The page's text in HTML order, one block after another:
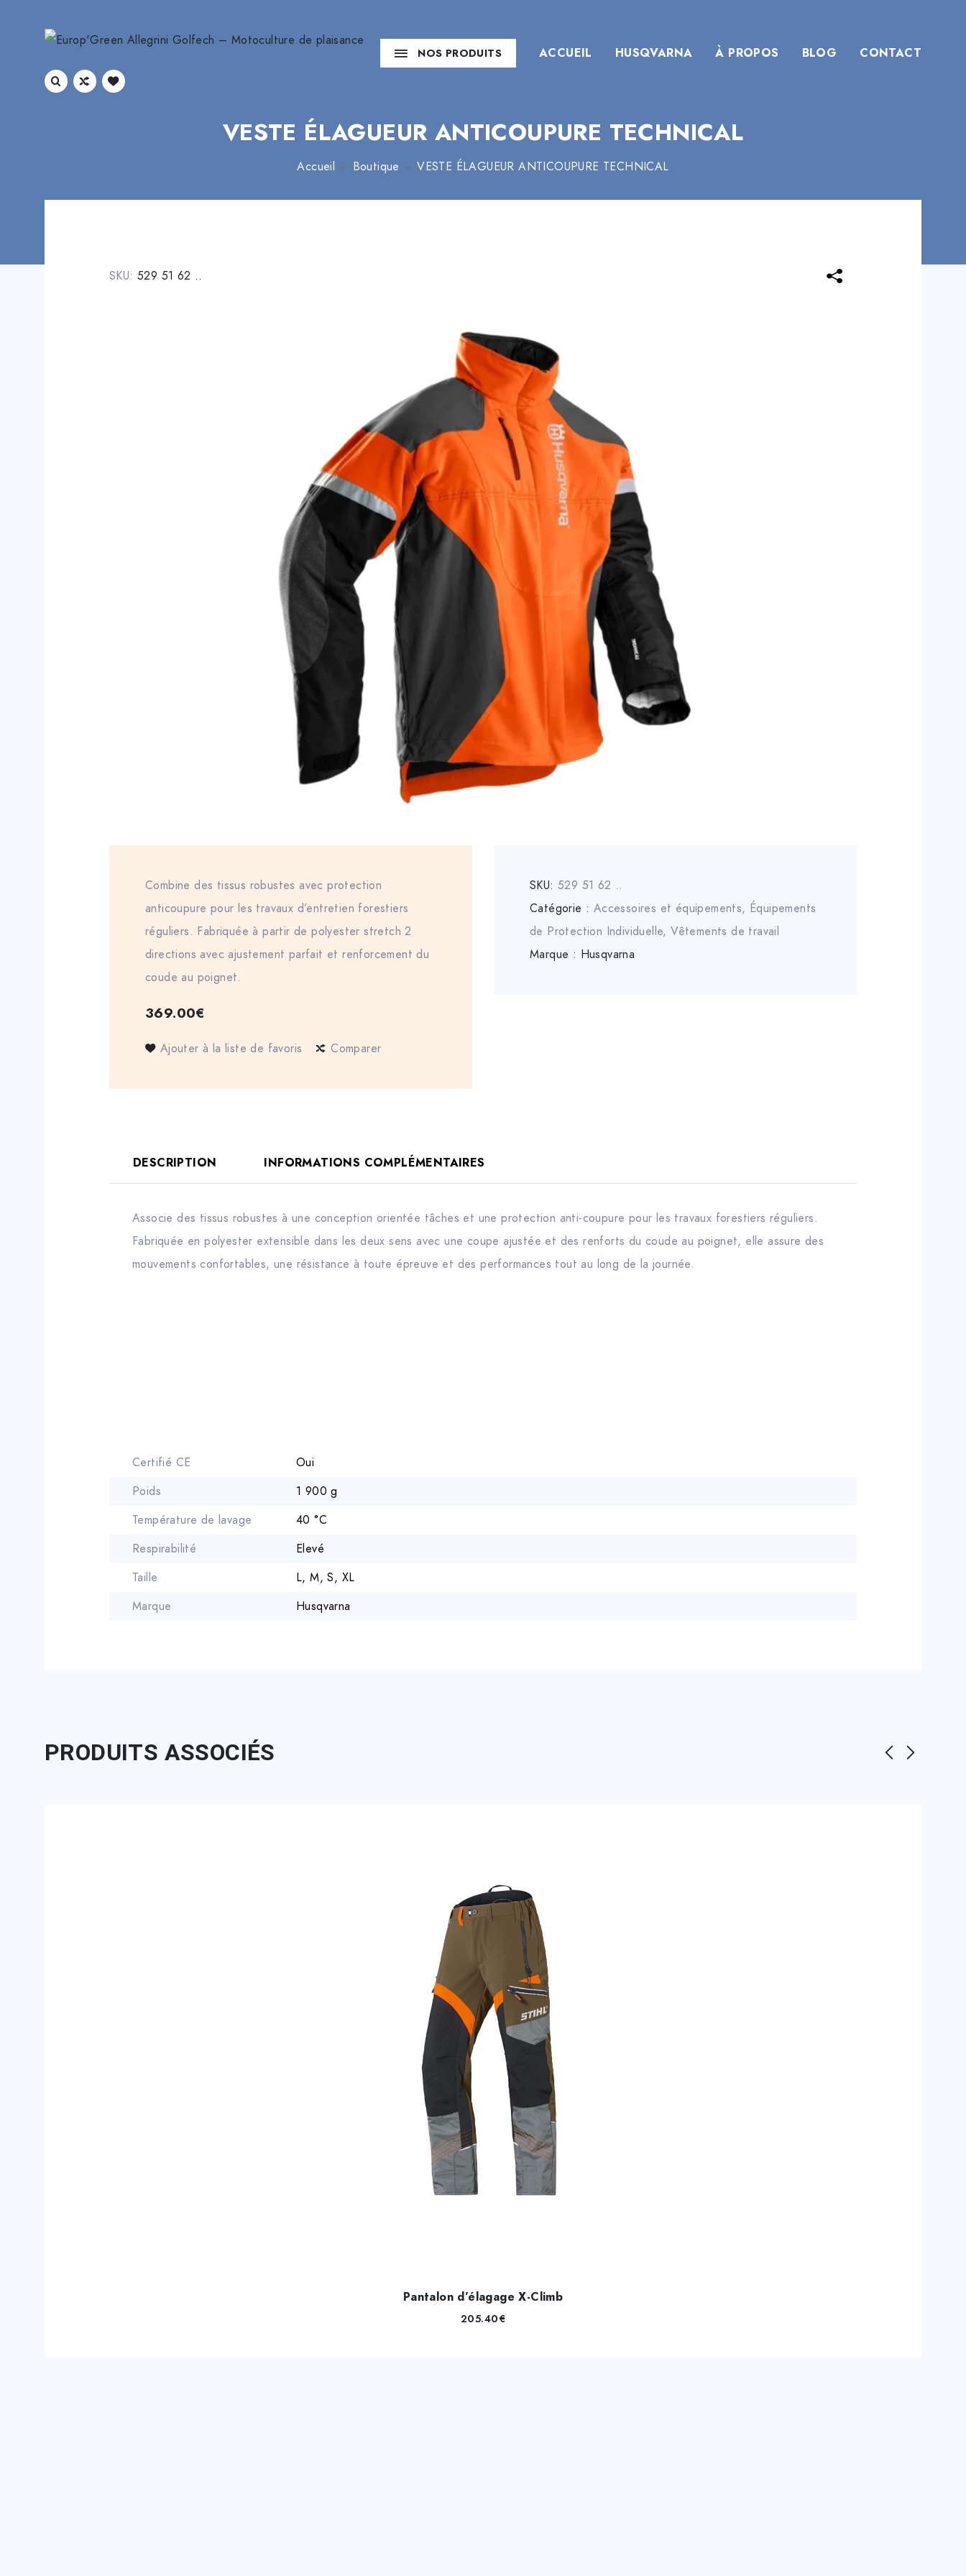
NOS PRODUITS ACCUEIL HUSQVARNA À PROPOS BLOG CONTACT
VESTE ÉLAGUEUR ANTICOUPURE TECHNICAL
Accueil Boutique VESTE ÉLAGUEUR ANTICOUPURE TECHNICAL
SKU: 529 51 62 ..
Combine des tissus robustes avec protection
anticoupure pour les travaux d’entretien forestiers
réguliers. Fabriquée à partir de polyester stretch 2
directions avec ajustement parfait et renforcement du
coude au poignet.
369.00€
Ajouter à la liste de favoris Comparer
SKU: 529 51 62 ..
Catégorie : Accessoires et équipements, Équipements
de Protection Individuelle,Vêtements de travail
Marque : Husqvarna
DESCRIPTION INFORMATIONS COMPLÉMENTAIRES
Associe des tissus robustes à une conception orientée tâches et une protection anti-coupure pour les travaux forestiers réguliers.
Fabriquée en polyester extensible dans les deux sens avec une coupe ajustée et des renforts du coude au poignet, elle assure des
mouvements confortables, une résistance à toute épreuve et des performances tout au long de la journée.
Certifié CE
Oui
Poids
1 900 g
Température de lavage
40 °C
Respirabilité
Elevé
Taille
L, M, S, XL
Marque
Husqvarna
PRODUITS ASSOCIÉS
Pantalon d’élagage X-Climb
205.40€